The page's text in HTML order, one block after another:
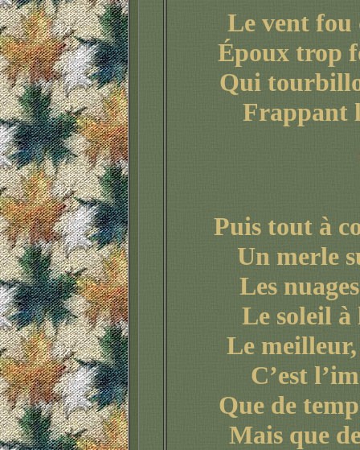
Le vent fou
Époux trop
Qui
Frappant
Puis tout à
Un merle
Les
Le soleil à
Le
C’est
Que de
Mais que